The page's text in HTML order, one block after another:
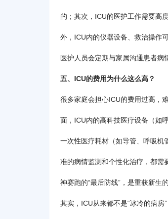
的；其次，ICU的医护工作需要高
外，ICU内的仪器设备、救治操作
医护人员会定期与家属沟通患者病
五、ICU的费用为什么这么高？
很多家庭会担心ICU的费用过高，
面，ICU内的高科技医疗设备（如
一次性医疗耗材（如导管、呼吸机
准的病情监测和个性化治疗，都需
神赛跑的“最后防线”，是重获新生
其实，ICU从来都不是“冰冷的病房